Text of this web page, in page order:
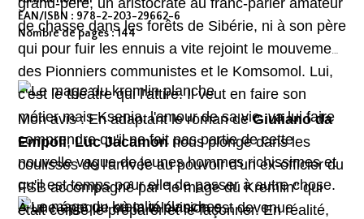
EAN/ISBN : 978-2-203-29662-6
Nombre de pages : 144
grand-père, un aristocrate au franc-parler amateur
de chasse dans les forêts de Sibérie, ni à son père
qui pour fuir les ennuis a vite rejoint le mouvement
des Pionniers communistes et le Komsomol. Lui,
c'est le théâtre qui l’attire. Il veut en faire son
métier mais Ksenia, l'amour de sa vie, va lui faire
comprendre qu'il ne fait pas partie de cette
nouvelle vague de jeunes hommes richissimes et
qu'il est temps pour elle de passer à autre chose.
À une époque où la télévision est devenue
Mon avis : En adaptant le roman deGiuliano da
Empoli,Luc Jacamonnous plonge dans les
coulisses de l'arrivée au pouvoir d'un ex-officier du
FSB accompagné par "le mage du Kremlin" qui
était censé le préparer et le façonner. En réalité,